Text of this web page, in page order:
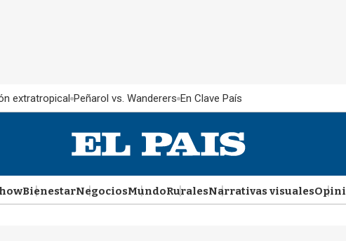
extratropical Peñarol vs. Wanderers En Clave País
BienestarNegociosMundoRuralesNarrativas visuales